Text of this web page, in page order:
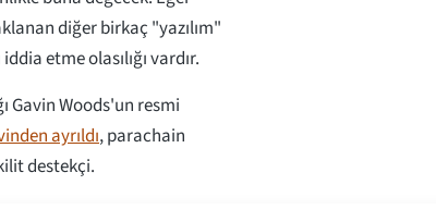
diğer birkaç "yazılım"
etme olasılığı vardır.
Gavin Woods'un resmi
ayrıldı, parachain
destekçi.